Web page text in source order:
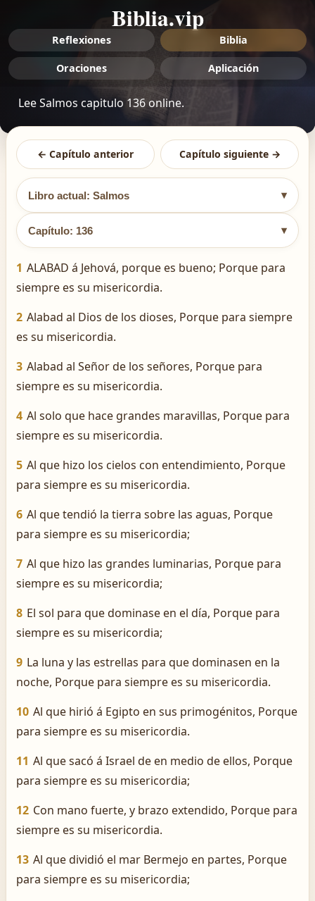
Biblia.vip
Reflexiones Biblia
Oraciones Aplicación
Lee Salmos capitulo 136 online.
← Capítulo anterior Capítulo siguiente →
Libro actual: Salmos ▾
Capítulo: 136 ▾
1 ALABAD á Jehová, porque es bueno; Porque para
siempre es su misericordia.
2 Alabad al Dios de los dioses, Porque para siempre
es su misericordia.
3 Alabad al Señor de los señores, Porque para
siempre es su misericordia.
4 Al solo que hace grandes maravillas, Porque para
siempre es su misericordia.
5 Al que hizo los cielos con entendimiento, Porque
para siempre es su misericordia.
6 Al que tendió la tierra sobre las aguas, Porque
para siempre es su misericordia;
7 Al que hizo las grandes luminarias, Porque para
siempre es su misericordia;
8 El sol para que dominase en el día, Porque para
siempre es su misericordia;
9 La luna y las estrellas para que dominasen en la
noche, Porque para siempre es su misericordia.
10 Al que hirió á Egipto en sus primogénitos, Porque
para siempre es su misericordia.
11 Al que sacó á Israel de en medio de ellos, Porque
para siempre es su misericordia;
12 Con mano fuerte, y brazo extendido, Porque para
siempre es su misericordia.
13 Al que dividió el mar Bermejo en partes, Porque
para siempre es su misericordia;